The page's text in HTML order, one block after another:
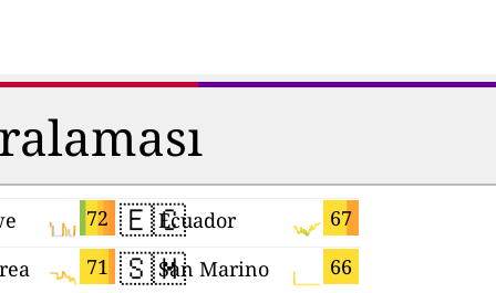
72
71
🇪🇨 67
Ecuador
🇸🇲 66
San Marino